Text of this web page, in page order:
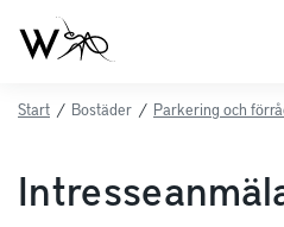
Start / Bostäder / Parkering och